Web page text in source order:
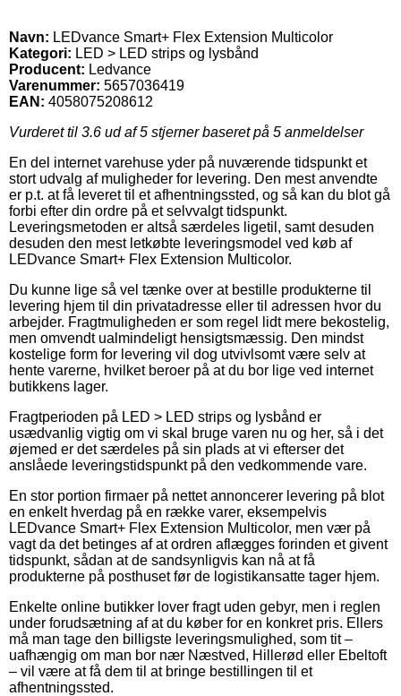
Navn: LEDvance Smart+ Flex Extension Multicolor
Kategori: LED > LED strips og lysbånd
Producent: Ledvance
Varenummer: 5657036419
EAN: 4058075208612
Vurderet til 3.6 ud af 5 stjerner baseret på 5 anmeldelser
En del internet varehuse yder på nuværende tidspunkt et
stort udvalg af muligheder for levering. Den mest anvendte
er p.t. at få leveret til et afhentningssted, og så kan du blot gå
forbi efter din ordre på et selvvalgt tidspunkt.
Leveringsmetoden er altså særdeles ligetil, samt desuden
desuden den mest letkøbte leveringsmodel ved køb af
LEDvance Smart+ Flex Extension Multicolor.
Du kunne lige så vel tænke over at bestille produkterne til
levering hjem til din privatadresse eller til adressen hvor du
arbejder. Fragtmuligheden er som regel lidt mere bekostelig,
men omvendt ualmindeligt hensigtsmæssig. Den mindst
kostelige form for levering vil dog utvivlsomt være selv at
hente varerne, hvilket beroer på at du bor lige ved internet
butikkens lager.
Fragtperioden på LED > LED strips og lysbånd er
usædvanlig vigtig om vi skal bruge varen nu og her, så i det
øjemed er det særdeles på sin plads at vi efterser det
anslåede leveringstidspunkt på den vedkommende vare.
En stor portion firmaer på nettet annoncerer levering på blot
en enkelt hverdag på en række varer, eksempelvis
LEDvance Smart+ Flex Extension Multicolor, men vær på
vagt da det betinges af at ordren aflægges forinden et givent
tidspunkt, sådan at de sandsynligvis kan nå at få
produkterne på posthuset før de logistikansatte tager hjem.
Enkelte online butikker lover fragt uden gebyr, men i reglen
under forudsætning af at du køber for en konkret pris. Ellers
må man tage den billigste leveringsmulighed, som tit –
uafhængig om man bor nær Næstved, Hillerød eller Ebeltoft
– vil være at få dem til at bringe bestillingen til et
afhentningssted.